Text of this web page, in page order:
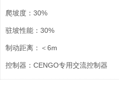
爬坡度：30%
驻坡性能：30%
制动距离：＜6m
控制器：CENGO专用交流控制器